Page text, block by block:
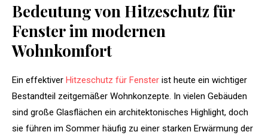
Bedeutung von Hitzeschutz für
Fenster im modernen
Wohnkomfort
Ein effektiver Hitzeschutz für Fenster ist heute ein wichtiger
Bestandteil zeitgemäßer Wohnkonzepte. In vielen Gebäuden
sind große Glasflächen ein architektonisches Highlight, doch
sie führen im Sommer häufig zu einer starken Erwärmung der